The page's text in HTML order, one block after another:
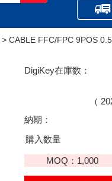
> CABLE FFC/FPC 9POS
DigiKey在庫数：
（
納期：
購入数量
MOQ： 1,000